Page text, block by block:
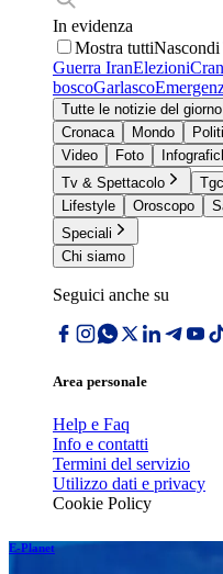
In evidenza
Mostra tuttiNascondi
Guerra IranElezioni
boscoGarlasco
Tutte le notizie del giorno
Cronaca
Mondo
Video
Foto
Tv & Spettacolo
Lifestyle
Oroscopo
Speciali
Chi siamo
Seguici anche su
Area personale
Help e Faq
Info e contatti
Termini del servizio
Utilizzo dati e privacy
Cookie Policy
E-Planet